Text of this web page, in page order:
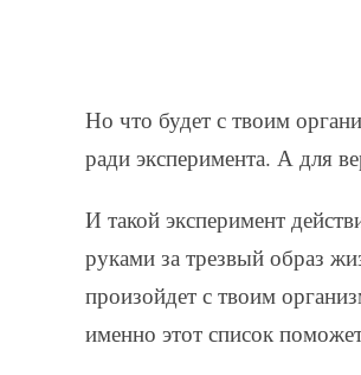
Но что будет с твоим
ради эксперимента. А для
И такой эксперимент
руками за трезвый образ
произойдет с твоим
именно этот список